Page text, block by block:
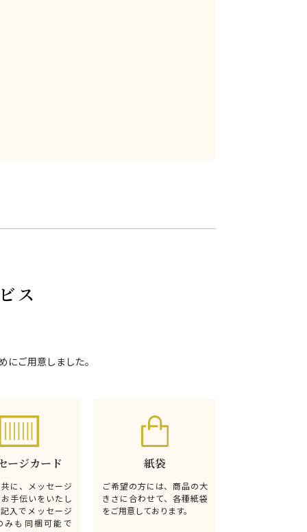
ス
ご用意しました。
ージカード
に、メッセージ
手伝いをいたし
入でメッセージ
みも同梱可能で
紙袋
ご希望の方には、商品の大
きさに合わせて、各種紙袋
をご用意しております。